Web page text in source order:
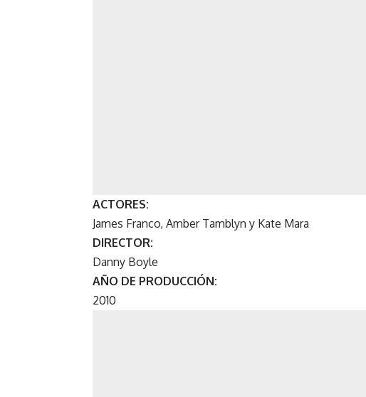
ACTORES:
James Franco, Amber Tamblyn y Kate Mara
DIRECTOR:
Danny Boyle
AÑO DE PRODUCCIÓN:
2010